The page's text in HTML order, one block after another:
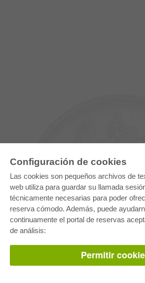
Configuración de cookies
Las cookies son pequeños archivos de
web utiliza para guardar su llamada
técnicamente necesarias para poder
reserva cómodo. Además, puede
continuamente el portal de reservas
de análisis:
Permitir
E-COLLECTION
Paquete entero
Paquete de especialidades
Facilitación de E-Books
Preguntas mas frequentes(FAQ)